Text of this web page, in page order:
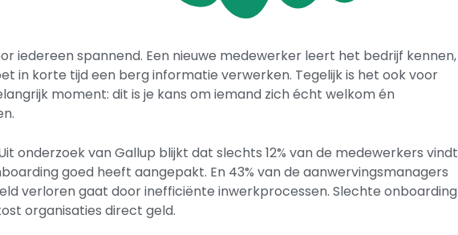
iedereen spannend. Een nieuwe medewerker leert het bedrijf kennen,
in korte tijd een berg informatie verwerken. Tegelijk is het ook voor
moment: dit is je kans om iemand zich écht welkom én
onderzoek van Gallup blijkt dat slechts 12% van de medewerkers vindt
goed heeft aangepakt. En 43% van de aanwervingsmanagers
verloren gaat door inefficiënte inwerkprocessen. Slechte onboarding
organisaties direct geld.